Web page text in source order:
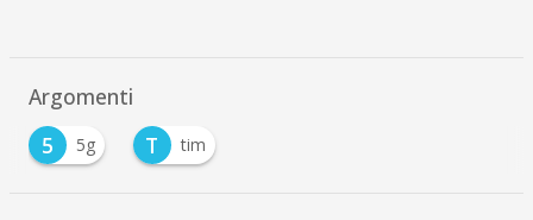
Argomenti
5
5g T tim